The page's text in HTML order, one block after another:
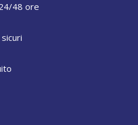
48 ore